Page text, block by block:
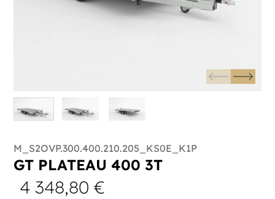
M_S2OVP.300.400.210.205_KS0E_K1P
GT PLATEAU 400 3T
4 348,80€